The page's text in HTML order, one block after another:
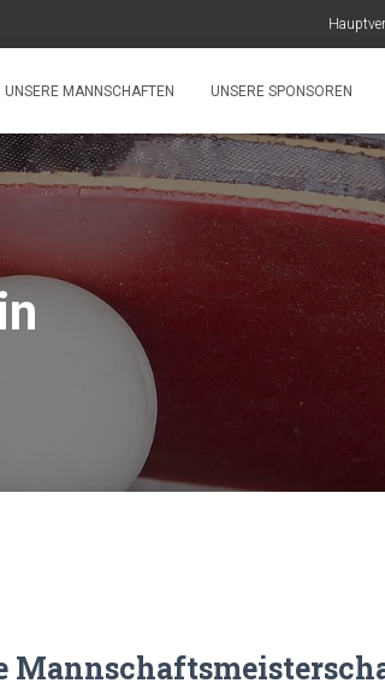
UNSERE MANNSCHAFTEN UNSERE SPONSOREN